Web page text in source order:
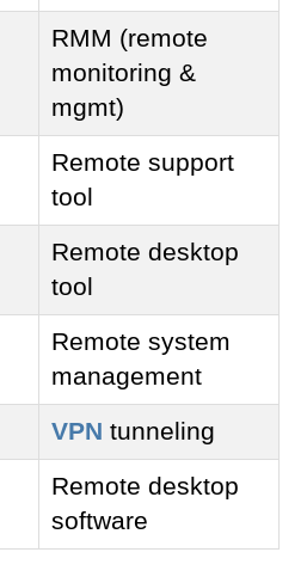
RMM (remote
monitoring &
mgmt)
Remote support
tool
Remote desktop
tool
Remote system
management
VPN tunneling
Remote desktop
software